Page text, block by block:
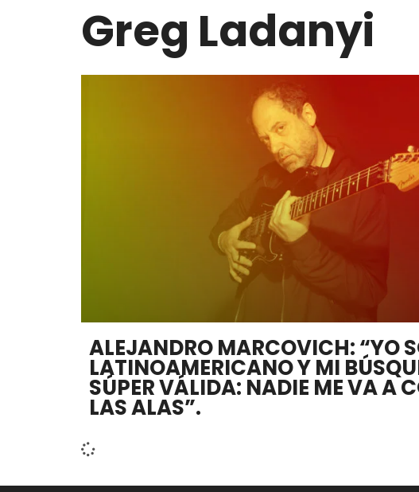
Greg Ladanyi
ALEJANDRO MARCOVICH: “YO
LATINOAMERICANO Y MI
SÚPER VÁLIDA: NADIE ME VA A
LAS ALAS”.